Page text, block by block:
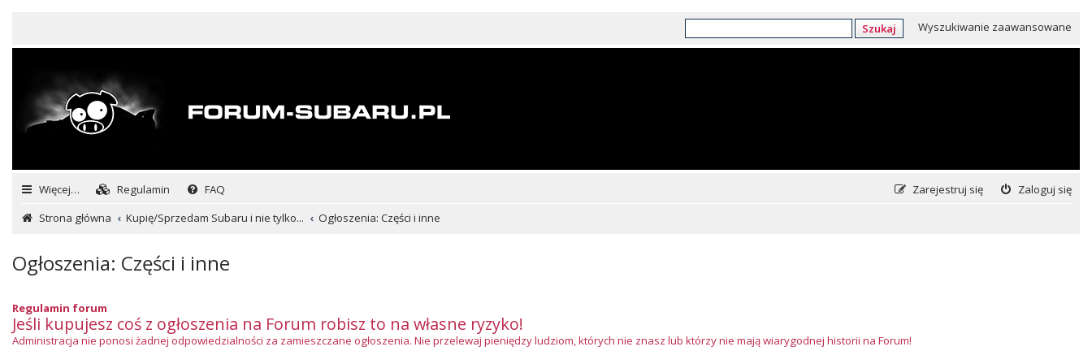
Szukaj Wyszukiwanie zaawansowane
Więcej… Regulamin FAQ Zaloguj się
Zarejestruj się
Strona główna
Kupię/Sprzedam Subaru i nie tylko... Ogłoszenia: Części i inne
Ogłoszenia: Części i inne
Regulamin forum
Jeśli kupujesz coś z ogłoszenia na Forum robisz to na własne ryzyko!
Administracja nie ponosi żadnej odpowiedzialności za zamieszczane ogłoszenia. Nie przelewaj pieniędzy ludziom, których nie znasz lub którzy nie mają wiarygodnej historii na Forum!